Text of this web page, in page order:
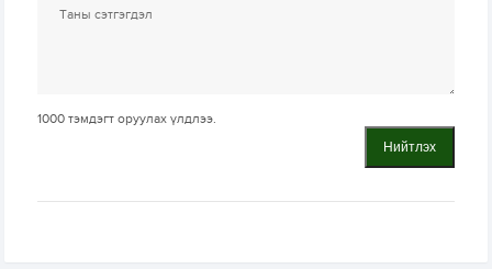
1000 тэмдэгт оруулах үлдлээ.
Нийтлэх